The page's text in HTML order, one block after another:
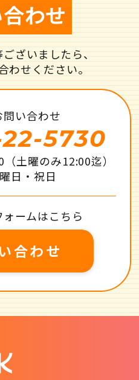
わせ
ざいましたら、
わせください。
い合わせ
5730
土曜のみ12:00迄）
日・祝日
ームはこちら
合わせ